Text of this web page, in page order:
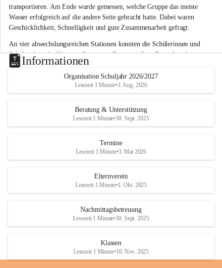
e
L
a
u
e
g
g
transportieren. Am Ende wurde gemessen, welche Gruppe das meiste
Wasser erfolgreich auf die andere Seite gebracht hatte. Dabei waren
Geschicklichkeit, Schnelligkeit und gute Zusammenarbeit gefragt.
An vier abwechslungsreichen Stationen konnten die Schülerinnen und
Schüler dann ihr Können allein unter Beweis stellen. Beim Angeln
waren Geduld und Fingerspitzengefühl gefragt, während beim
Zielschießen mit Wasserpistolen oder Schwämmen Treffsicherheit
bewiesen werden musste.
Niemand blieb trocken, und die Kinder genossen die willkommene
Abkühlung bei sommerlichen Temperaturen. Mit vielen lachenden
Informationen
Organisation Schuljahr 2026/2027
Lesezeit 1 Minute•3. Aug. 2026
Beratung & Unterstützung
Lesezeit 1 Minute•30. Sept. 2025
Termine
Lesezeit 1 Minute•3. Mai 2026
Elternverein
Lesezeit 1 Minute•1. Okt. 2025
Nachmittagsbetreuung
Lesezeit 1 Minute•30. Sept. 2025
Klassen
Lesezeit 1 Minute•10. Nov. 2025